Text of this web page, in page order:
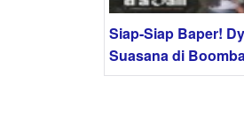
Siap-Siap Baper!
Suasana di